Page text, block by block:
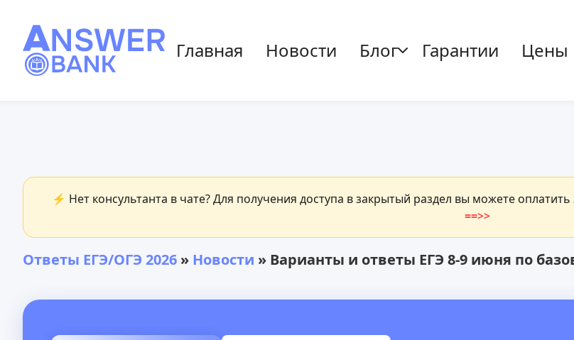
Главная Новости Блог Гарантии Цены
⚡ Нет консультанта в чате? Для получения доступа в закрытый раздел вы можете
==>>
Ответы ЕГЭ/ОГЭ 2026 » Новости » Варианты и ответы ЕГЭ 8-9 июня по